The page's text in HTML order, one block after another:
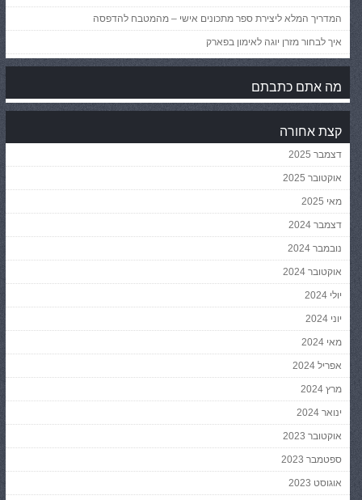
המדריך המלא ליצירת ספר מתכונים אישי – מהמטבח להדפסה
איך לבחור מזרן יוגה לאימון בפארק
מה אתם כתבתם
קצת אחורה
דצמבר 2025
אוקטובר 2025
מאי 2025
דצמבר 2024
נובמבר 2024
אוקטובר 2024
יולי 2024
יוני 2024
מאי 2024
אפריל 2024
מרץ 2024
ינואר 2024
אוקטובר 2023
ספטמבר 2023
אוגוסט 2023